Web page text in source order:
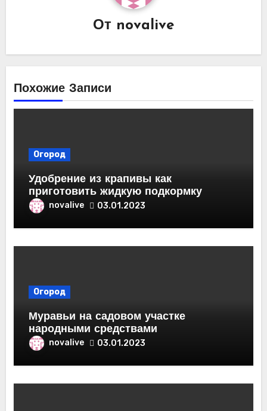
От novalive
Похожие Записи
Огород
Удобрение из крапивы как
приготовить жидкую подкормку
novalive 03.01.2023
Огород
Муравьи на садовом участке
народными средствами
novalive 03.01.2023